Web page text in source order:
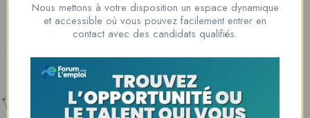
Nous contacter
00228 91917788
la solution idéale pour tous ceux qui cherchent à se connecter au
monde du travail. Que vous soyez à la recherche d’une nouvelle
opportunité professionnelle ou que vous souhaitiez recruter les meilleurs
Nous mettons à votre disposition un espace dynamique
et accessible où vous pouvez facilement entrer en
contact avec des candidats qualifiés.